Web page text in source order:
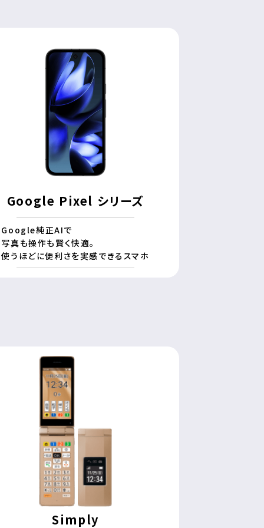
Google Pixel シリーズ
Google純正AIで
写真も操作も賢く快適。
使うほどに便利さを実感できるスマホ
Simply